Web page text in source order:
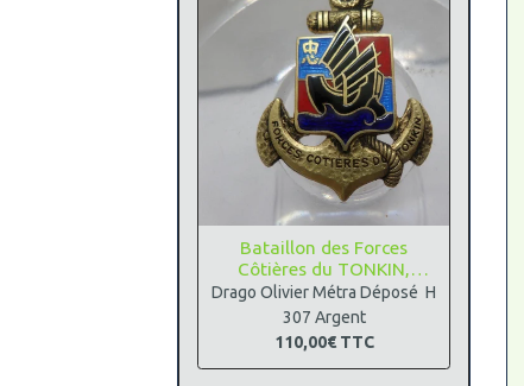
Bataillon des Forces
Côtières du TONKIN,
Argent
Drago Olivier Métra Déposé H
307 Argent
110,00€ TTC